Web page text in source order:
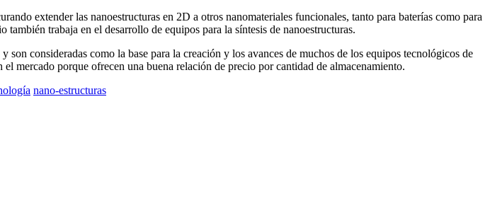
extender las nanoestructuras en 2D a otros nanomateriales funcionales, tanto para baterías como para
trabaja en el desarrollo de equipos para la síntesis de nanoestructuras.
consideradas como la base para la creación y los avances de muchos de los equipos tecnológicos de
mercado porque ofrecen una buena relación de precio por cantidad de almacenamiento.
nano-estructuras